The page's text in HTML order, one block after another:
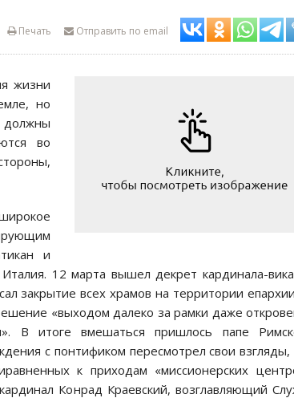
Отправить по email
Печать
жизни
но
должны
во
и
12 марта вышел декрет кардинала-
закрытие всех храмов на территории
«выходом далеко за рамки даже
В итоге вмешаться пришлось папе
с понтификом пересмотрел свои взгляды,
к приходам «миссионерских
Конрад Краевский, возглавляющий